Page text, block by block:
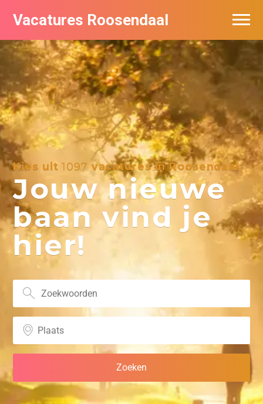
Vacatures Roosendaal
Kies uit1097vacatures in Roosendaal
Jouw nieuwe
baan vind je
hier!
Vacatures bij bedrijven
De populairste vacatures in Roosendaal